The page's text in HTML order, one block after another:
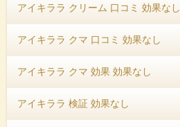
アイキララ クリーム 口コミ 効果なし
アイキララ クマ 口コミ 効果なし
アイキララ クマ 効果 効果なし
アイキララ 検証 効果なし